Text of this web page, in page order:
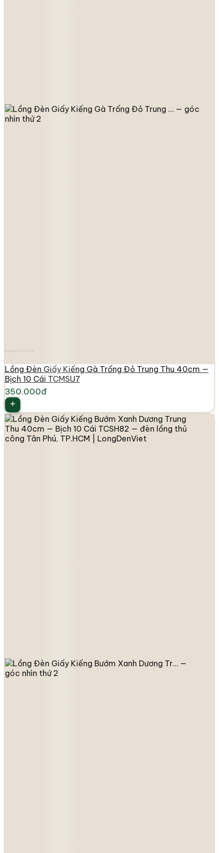
Lồng Đèn Giấy Kiếng Gà Trống Đỏ Trung Thu 40cm —
Bịch 10 Cái TCMSU7
350.000đ